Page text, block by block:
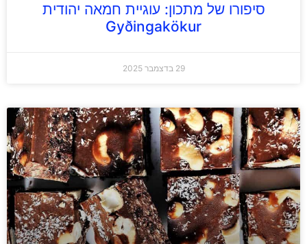
סיפורו של מתכון: עוגיית חמאה יהודית
Gyðingakökur
29 בדצמבר 2025